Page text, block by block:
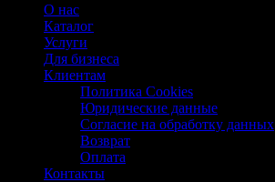
О нас
Каталог
Услуги
Для бизнеса
Клиентам
Политика Cookies
Юридические данные
Согласие на обработку данных
Возврат
Оплата
Контакты